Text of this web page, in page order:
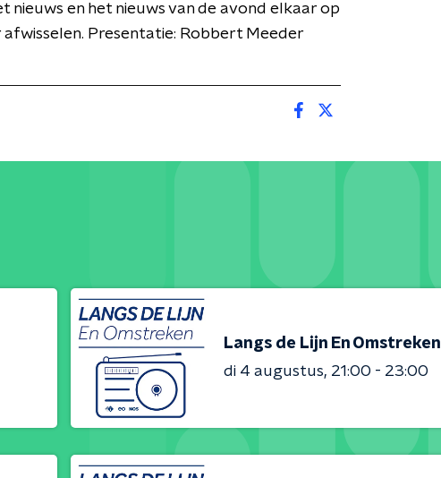
nieuws en het nieuws van de avond elkaar op
Presentatie: Robbert Meeder
Langs de Lijn En Omstreken
di 4 augustus 21:00 - 23:00